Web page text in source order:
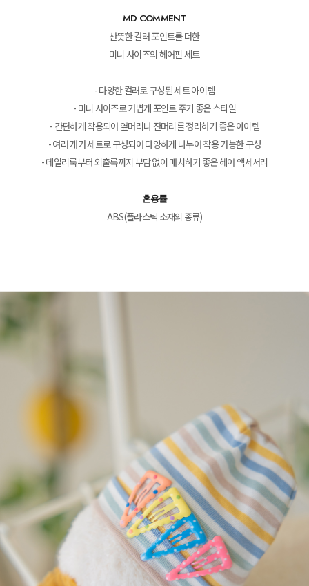
MD COMMENT
산뜻한 컬러 포인트를 더한
미니 사이즈의 헤어핀 세트
- 다양한 컬러로 구성된 세트 아이템
- 미니 사이즈로 가볍게 포인트 주기 좋은 스타일
- 간편하게 착용되어 옆머리나 잔머리를 정리하기 좋은 아이템
- 여러 개가 세트로 구성되어 다양하게 나누어 착용 가능한 구성
- 데일리룩부터 외출룩까지 부담 없이 매치하기 좋은 헤어 액세서리
혼용률
ABS(플라스틱 소재의 종류)